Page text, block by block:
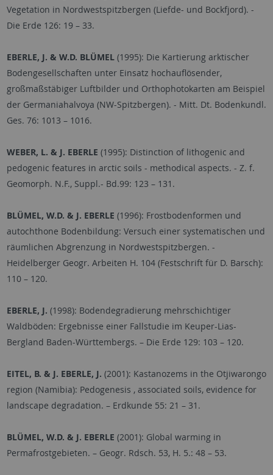
Vegetation in Nordwestspitzbergen (Liefde- und Bockfjord). -
Die Erde 126: 19 –33.
EBERLE, J. & W.D. BLÜMEL(1995): Die Kartierung arktischer
Bodengesellschaften unter Einsatz hochauflösender,
großmaßstäbiger Luftbilder und Orthophotokarten am Beispiel
der Germaniahalvoya (NW-Spitzbergen). - Mitt. Dt. Bodenkundl.
Ges. 76: 1013 –1016.
WEBER, L. & J. EBERLE (1995): Distinction of lithogenic and
pedogenic features in arctic soils - methodical aspects. - Z. f.
Geomorph. N.F., Suppl.- Bd.99: 123 –131.
BLÜMEL, W.D. & J. EBERLE (1996): Frostbodenformen und
autochthone Bodenbildung: Versuch einer systematischen und
räumlichen Abgrenzung in Nordwestspitzbergen. -
Heidelberger Geogr. Arbeiten H. 104 (Festschrift für D. Barsch):
110 –120.
EBERLE, J. (1998): Bodendegradierung mehrschichtiger
Waldböden: Ergebnisse einer Fallstudie im Keuper-Lias-
Bergland Baden-Württembergs. – Die Erde 129: 103 –120.
EITEL, B. & J. EBERLE, J. (2001): Kastanozems in the Otjiwarongo
region (Namibia): Pedogenesis , associated soils, evidence for
landscape degradation. – Erdkunde 55: 21 –31.
BLÜMEL, W.D. & J. EBERLE (2001): Global warming in
Permafrostgebieten. – Geogr. Rdsch. 53, H. 5.: 48 –53.